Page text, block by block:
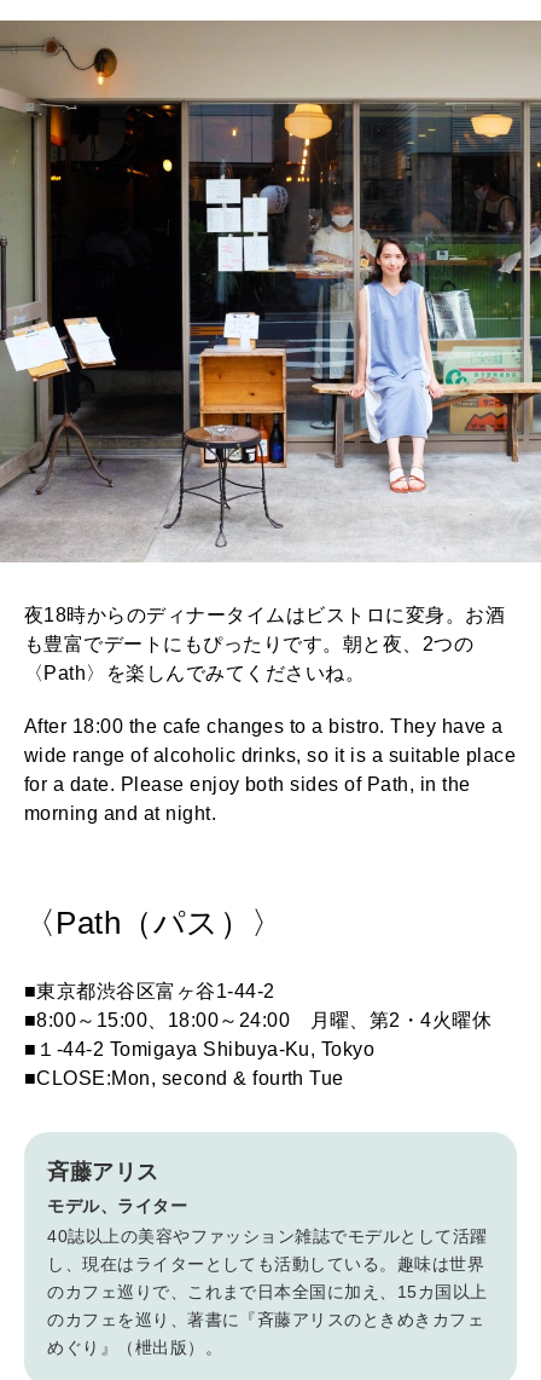
夜18時からのディナータイムはビストロに変身。お酒
も豊富でデートにもぴったりです。朝と夜、2つの
〈Path〉を楽しんでみてくださいね。
After 18:00 the cafe changes to a bistro. They have a
wide range of alcoholic drinks, so it is a suitable place
for a date. Please enjoy both sides of Path, in the
morning and at night.
〈Path（パス）〉
■東京都渋谷区富ヶ谷1-44-2
■8:00～15:00、18:00～24:00 月曜、第2・4火曜休
■１-44-2 Tomigaya Shibuya-Ku, Tokyo
■CLOSE:Mon, second & fourth Tue
斉藤アリス
モデル、ライター
40誌以上の美容やファッション雑誌でモデルとして活躍
し、現在はライターとしても活動している。趣味は世界
のカフェ巡りで、これまで日本全国に加え、15カ国以上
のカフェを巡り、著書に『斉藤アリスのときめきカフェ
めぐり』（枻出版）。